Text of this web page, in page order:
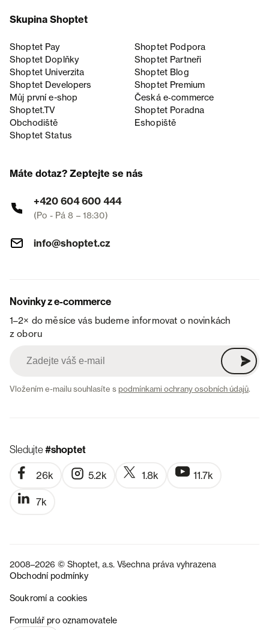
Skupina Shoptet
Shoptet Pay
Shoptet Podpora
Shoptet Doplňky
Shoptet Partneři
Shoptet Univerzita
Shoptet Blog
Shoptet Developers
Shoptet Premium
Můj první e-shop
Česká e‑commerce
Shoptet.TV
Shoptet Poradna
Obchodiště
Eshopiště
Shoptet Status
Máte dotaz? Zeptejte se nás
+420 604 600 444
(Po - Pá 8 – 18:30)
info@shoptet.cz
Novinky z e-commerce
1–2× do měsíce vás budeme informovat o novinkách
z oboru
Vložením e-mailu souhlasíte spodmínkami ochrany osobních údajů.
Sledujte#shoptet
26k 5.2k 1.8k 11.7k
7k
2008–2026 © Shoptet, a.s. Všechna práva vyhrazena
Obchodní podmínky
Soukromí a cookies
Formulář pro oznamovatele